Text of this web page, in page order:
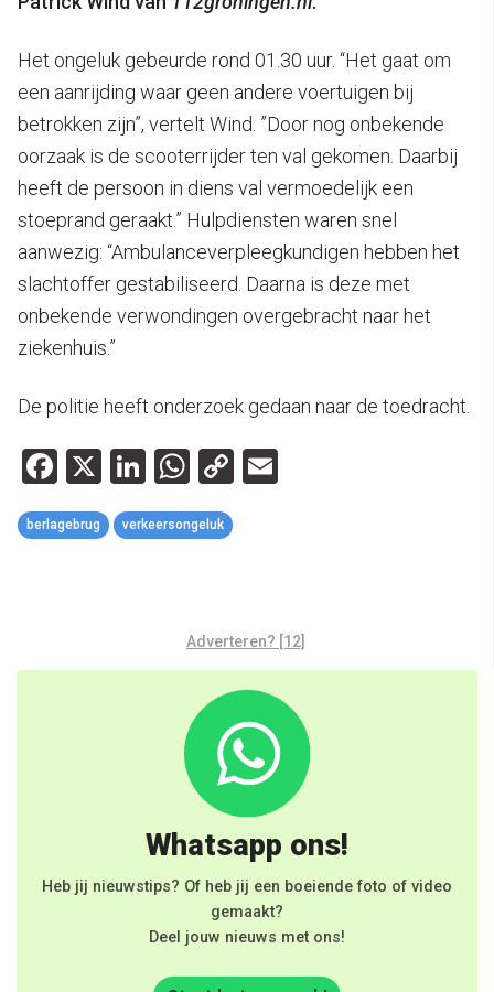
Het ongeluk gebeurde rond 01.30 uur. “Het gaat om
een aanrijding waar geen andere voertuigen bij
betrokken zijn”, vertelt Wind. ”Door nog onbekende
oorzaak is de scooterrijder ten val gekomen. Daarbij
heeft de persoon in diens val vermoedelijk een
stoeprand geraakt.” Hulpdiensten waren snel
aanwezig: “Ambulanceverpleegkundigen hebben het
slachtoffer gestabiliseerd. Daarna is deze met
onbekende verwondingen overgebracht naar het
ziekenhuis.”
De politie heeft onderzoek gedaan naar de toedracht.
Facebook
X LinkedIn
WhatsApp
Copy
berlagebrug verkeersongeluk
Adverteren? [12]
Whatsapp ons!
Heb jij nieuwstips? Of heb jij een boeiende foto of video
gemaakt?
Deel jouw nieuws met ons!